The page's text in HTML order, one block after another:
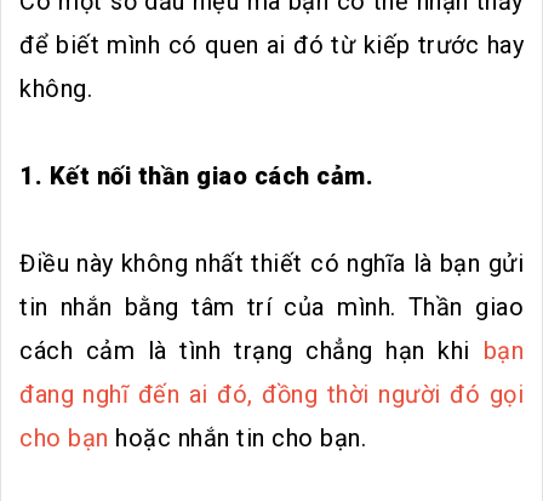
để biết mình có quen ai đó từ kiếp trước hay
không.
1. Kết nối thần giao cách cảm.
Điều này không nhất thiết có nghĩa là bạn gửi
tin nhắn bằng tâm trí của mình. Thần giao
cách cảm là tình trạng chẳng hạn khi bạn
đang nghĩ đến ai đó, đồng thời người đó gọi
cho bạn hoặc nhắn tin cho bạn.